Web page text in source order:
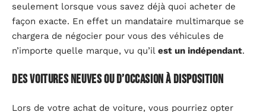
seulement lorsque vous savez déjà quoi acheter de
façon exacte. En effet un mandataire multimarque se
chargera de négocier pour vous des véhicules de
n’importe quelle marque, vu qu’il est un indépendant.
Des voitures neuves ou d’occasion à disposition
Lors de votre achat de voiture, vous pourriez opter